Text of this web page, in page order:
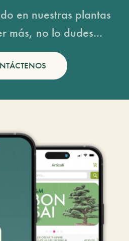
en nuestras plantas
más, no lo dudes...